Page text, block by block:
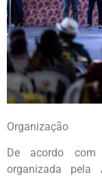
Organização
De acordo
organizada